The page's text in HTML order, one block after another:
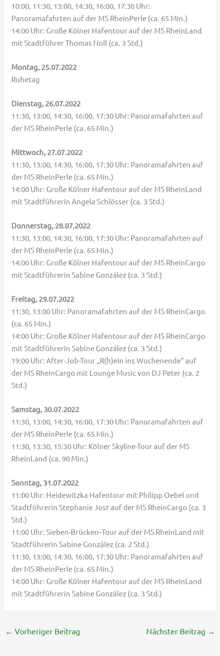
10:00, 11:30, 13:00, 14:30, 16:00, 17:30 Uhr:
Panoramafahrten auf der MS RheinPerle (ca. 65 Min.)
14:00 Uhr: Große Kölner Hafentour auf der MS RheinLand
mit Stadtführer Thomas Noll (ca. 3 Std.)
Montag, 25.07.2022
Ruhetag
Dienstag, 26.07.2022
11:30, 13:00, 14:30, 16:00, 17:30 Uhr: Panoramafahrten auf
der MS RheinPerle (ca. 65 Min.)
Mittwoch, 27.07.2022
11:30, 13:00, 14:30, 16:00, 17:30 Uhr: Panoramafahrten auf
der MS RheinPerle (ca. 65 Min.)
14:00 Uhr: Große Kölner Hafentour auf der MS RheinLand
mit Stadtführerin Angela Schlösser (ca. 3 Std.)
Donnerstag, 28.07.2022
11:30, 13:00, 14:30, 16:00, 17:30 Uhr: Panoramafahrten auf
der MS RheinPerle (ca. 65 Min.)
14:00 Uhr: Große Kölner Hafentour auf der MS RheinCargo
mit Stadtführerin Sabine González (ca. 3 Std.)
Freitag, 29.07.2022
11:30, 13:00 Uhr: Panoramafahrten auf der MS RheinCargo
(ca. 65 Min.)
14:00 Uhr: Große Kölner Hafentour auf der MS RheinCargo
mit Stadtführerin Sabine González (ca. 3 Std.)
19:00 Uhr: After-Job-Tour „R(h)ein ins Wochenende“ auf
der MS RheinCargo mit Lounge Music von DJ Peter (ca. 2
Std.)
Samstag, 30.07.2022
11:30, 13:00, 14:30, 16:00, 17:30 Uhr: Panoramafahrten auf
der MS RheinPerle (ca. 65 Min.)
11:30, 13:30, 15:30 Uhr: Kölner Skyline-Tour auf der MS
RheinLand (ca. 90 Min.)
Sonntag, 31.07.2022
11:00 Uhr: Heidewitzka Hafentour mit Philipp Oebel und
Stadtführerin Stephanie Jost auf der MS RheinCargo (ca. 3
Std.)
11:00 Uhr: Sieben-Brücken–Tour auf der MS RheinLand mit
Stadtführerin Sabine González (ca. 2 Std.)
11:30, 13:00, 14:30, 16:00, 17:30 Uhr: Panoramafahrten auf
der MS RheinPerle (ca. 65 Min.)
14:00 Uhr: Große Kölner Hafentour auf der MS RheinLand
mit Stadtführerin Sabine González (ca. 3 Std.)
← Vorheriger Beitrag Nächster Beitrag →